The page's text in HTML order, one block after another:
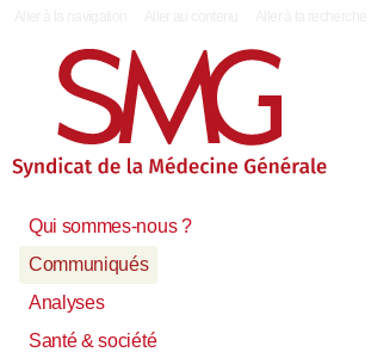
Qui sommes-nous ?
Communiqués
Analyses
Santé & société